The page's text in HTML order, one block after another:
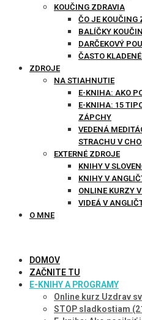
KOUČING ZDRAVIA
ČO JE KOUČING
BALÍČKY
DARČEKOVÝ
ČASTO
ZDROJE
NA STIAHNUTIE
E-KNIHA: AKO
E-KNIHA: 15
ZÁPCHY
VEDENÁ
STRACHU V
EXTERNÉ ZDROJE
KNIHY V
KNIHY V
ONLINE KURZY
VIDEÁ V
O MNE
DOMOV
ZAČNITE TU
E-KNIHY A PROGRAMY
Online kurz Uzdrav
STOP sladkostiam